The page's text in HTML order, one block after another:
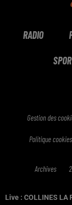
Live : COLLINES LA
RADIO
Gestion des
Politique cookies
Archives